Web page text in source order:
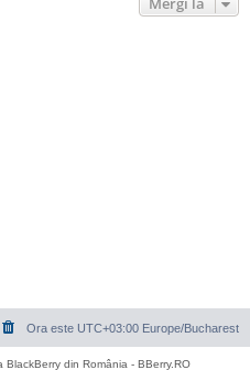
Ora este UTC+03:00 Europe/Bucharest
din România - BBerry.RO